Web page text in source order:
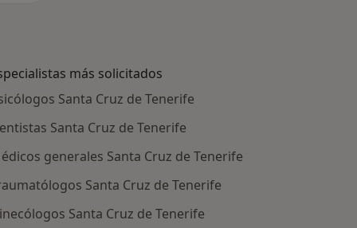
más solicitados
Santa Cruz de Tenerife
Santa Cruz de Tenerife
generales Santa Cruz de Tenerife
Santa Cruz de Tenerife
Santa Cruz de Tenerife